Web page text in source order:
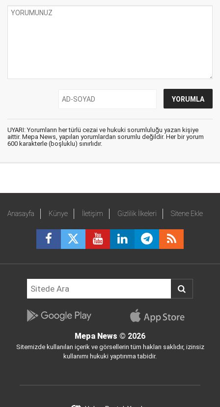
UYARI: Yorumların her türlü cezai ve hukuki sorumluluğu yazan kişiye
aittir. Mepa News, yapılan yorumlardan sorumlu değildir. Her bir yorum
600 karakterle (boşluklu) sınırlıdır.
Anasayfa Künye İletişim Gizlilik İlkeleri Sitene Ekle
Mepa News © 2026
Sitemizde kullanılan içerik ve görsellerin tüm hakları saklıdır, izinsiz
kullanımı hukuki yaptırıma tabidir.